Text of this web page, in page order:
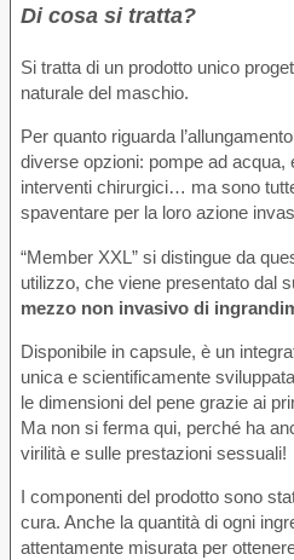
Di cosa si tratta?
Si tratta di un prodotto unico
naturale del maschio.
Per quanto riguarda
diverse opzioni: pompe ad acqua,
interventi chirurgici… ma sono
spaventare per la loro azione
“Member XXL” si distingue da
utilizzo, che viene presentato dal
mezzo non invasivo di
Disponibile in capsule, è un
unica e scientificamente
le dimensioni del pene grazie ai
Ma non si ferma qui, perché ha
virilità e sulle prestazioni sessuali!
I componenti del prodotto sono
cura. Anche la quantità di ogni
attentamente misurata per